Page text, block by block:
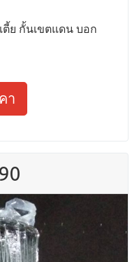
ย กั้นเขตแดน บอก
า